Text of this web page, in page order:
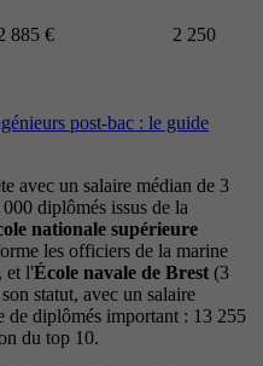
885 € 2 250
post-bac : le guide
avec un salaire médian de 3
diplômés issus de la
nationale supérieure
les officiers de la marine
et l'École navale de Brest (3
statut, avec un salaire
de diplômés important : 13 255
du top 10.